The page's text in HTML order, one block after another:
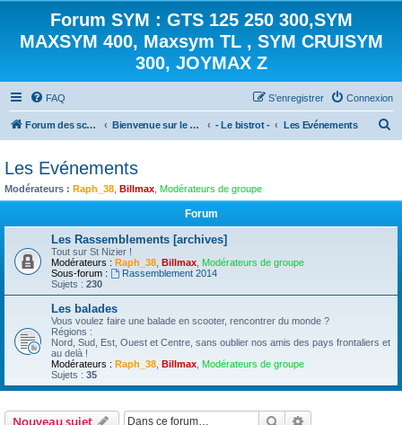
Forum SYM : GTS 125 250 300,SYM
MAXSYM 400, Maxsym TL , SYM CRUISYM
300, JOYMAX Z
FAQ Connexion
S’enregistrer
Forum des scooters SYM - GTS -MAXSYM - CRUISYM - JOYMAX - Maxsym TL Bienvenue sur le forum des scooters de la gamme SYM - Le bistrot - Les Evénements
e
Les Evénements
Modérateurs : Raph_38 Billmax Modérateurs de groupe
Forum
Les Rassemblements [archives]
Tout sur St Nizier !
Modérateurs : Raph_38 Billmax Modérateurs de groupe
Sous-forum :
Rassemblement 2014
Sujets : 230
Les balades
Vous voulez faire une balade en scooter, rencontrer du monde ?
Régions :
Nord, Sud, Est, Ouest et Centre, sans oublier nos amis des pays frontaliers et
au delà !
Modérateurs : Raph_38 Billmax Modérateurs de groupe
Sujets : 35
Nouveau sujet Rechercher